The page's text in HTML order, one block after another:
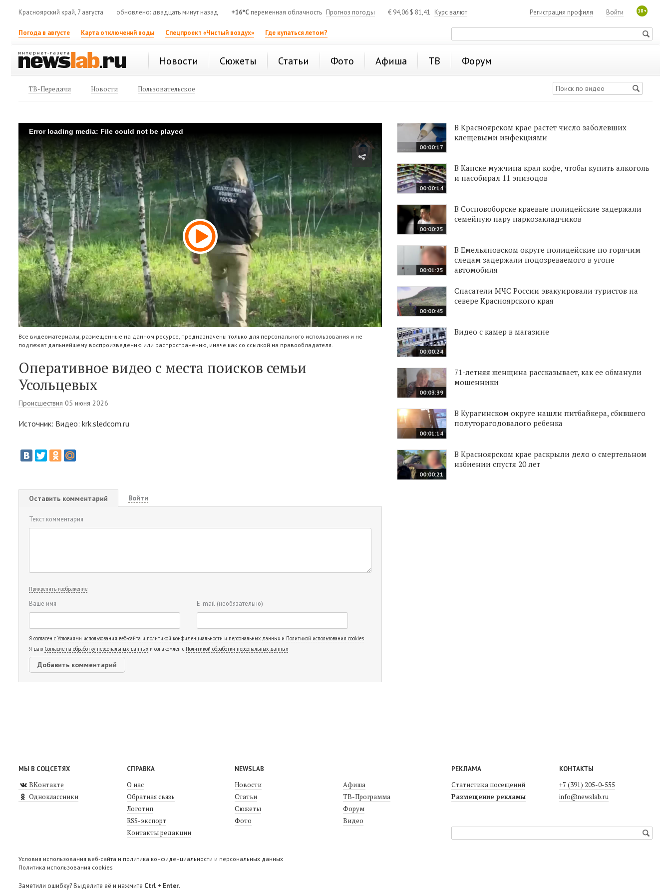
Красноярский край, 7 августа обновлено: двадцать минут назад +16°C переменная облачность Прогноз погоды € 94,06 $ 81,41 Курс валют 18+
Войти
Регистрация профиля
Погода в августе Карта отключений воды Спецпроект «Чистый воздух» Где купаться летом?
Новости Сюжеты Статьи Фото Афиша ТВ Форум
ТВ-Передачи Новости Пользовательское
Error loading media: File could not be played
Все видеоматериалы, размещенные на данном ресурсе, предназначены только для персонального использования и не
подлежат дальнейшему воспроизведению или распространению, иначе как со ссылкой на правообладателя.
Оперативное видео с места поисков семьи
Усольцевых
Происшествия 05 июня 2026
Источник: Видео: krk.sledcom.ru
Оставить комментарий Войти
Текст комментария
Прикрепить изображение
Ваше имя E-mail (необязательно)
Я согласен с Условиями использования веб-сайта и политикой конфиденциальности и персональных данных и Политикой использования cookies
Я даю Согласие на обработку персональных данных и ознакомлен с Политикой обработки персональных данных
00:00:17
В Красноярском крае растет число заболевших
клещевыми инфекциями
00:00:14
В Канске мужчина крал кофе, чтобы купить алкоголь
и насобирал 11 эпизодов
00:00:25
В Сосновоборске краевые полицейские задержали
семейную пару наркозакладчиков
00:01:25
В Емельяновском округе полицейские по горячим
следам задержали подозреваемого в угоне
автомобиля
00:00:45
Спасатели МЧС России эвакуировали туристов на
севере Красноярского края
00:00:24
Видео с камер в магазине
00:03:39
71-летняя женщина рассказывает, как ее обманули
мошенники
00:01:14
В Курагинском округе нашли питбайкера, сбившего
полуторагодовалого ребенка
00:00:21
В Красноярском крае раскрыли дело о смертельном
избиении спустя 20 лет
МЫ В СОЦСЕТЯХ
ВКонтакте
Одноклассники
СПРАВКА
О нас
Обратная связь
Логотип
RSS-экспорт
Контакты редакции
NEWSLAB
Новости
Статьи
Сюжеты
Фото
Афиша
ТВ-Программа
Форум
Видео
РЕКЛАМА
Статистика посещений
Размещение рекламы
КОНТАКТЫ
+7 (391) 205-0-555
info@newslab.ru
Условия использования веб-сайта и политика конфиденциальности и персональных данных
Политика использования cookies
Заметили ошибку? Выделите её и нажмите Ctrl + Enter.